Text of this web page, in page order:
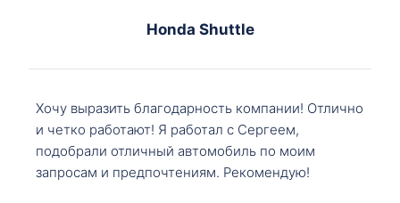
Honda Shuttle
Хочу выразить благодарность компании! Отлично
и четко работают! Я работал с Сергеем,
подобрали отличный автомобиль по моим
запросам и предпочтениям. Рекомендую!